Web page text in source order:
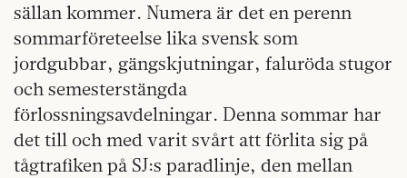
sällan kommer. Numera är det en perenn
sommarföreteelse lika svensk som
jordgubbar, gängskjutningar, faluröda stugor
och semesterstängda
förlossningsavdelningar. Denna sommar har
det till och med varit svårt att förlita sig på
tågtrafiken på SJ:s paradlinje, den mellan